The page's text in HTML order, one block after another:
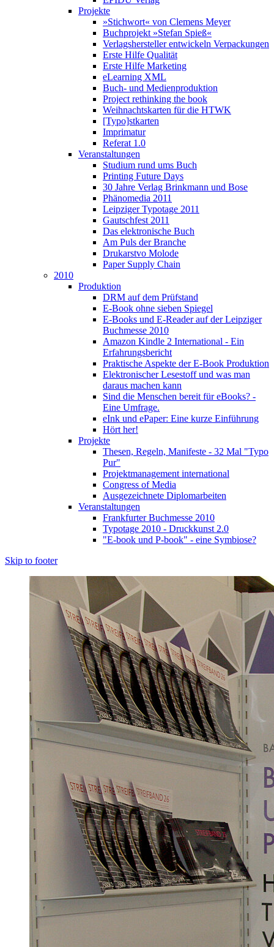
Projekte
»Stichwort« von Clemens Meyer
Buchprojekt »Stefan Spieß«
Verlagshersteller entwickeln Verpackungen
Erste Hilfe Qualität
Erste Hilfe Marketing
eLearning XML
Buch- und Medienproduktion
Project rethinking the book
Weihnachtskarten für die HTWK
[Typo]stkarten
Imprimatur
Referat 1.0
Veranstaltungen
Studium rund ums Buch
Printing Future Days
30 Jahre Verlag Brinkmann und Bose
Phänomedia 2011
Leipziger Typotage 2011
Gautschfest 2011
Das elektronische Buch
Am Puls der Branche
Drukarstvo Molode
Paper Supply Chain
2010
Produktion
DRM auf dem Prüfstand
E-Book ohne sieben Spiegel
E-Books und E-Reader auf der Leipziger
Buchmesse 2010
Amazon Kindle 2 International - Ein
Erfahrungsbericht
Praktische Aspekte der E-Book Produktion
Elektronischer Lesestoff und was man
daraus machen kann
Sind die Menschen bereit für eBooks? -
Eine Umfrage.
eInk und ePaper: Eine kurze Einführung
Hört her!
Projekte
Thesen, Regeln, Manifeste - 32 Mal "Typo
Pur"
Projektmanagement international
Congress of Media
Ausgezeichnete Diplomarbeiten
Veranstaltungen
Frankfurter Buchmesse 2010
Typotage 2010 - Druckkunst 2.0
"E-book und P-book" - eine Symbiose?
Skip to footer